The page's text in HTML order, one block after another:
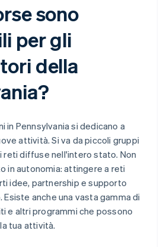
sono
per gli
della
in Pennsylvania si dedicano a
attività. Si va da piccoli gruppi
reti diffuse nell'intero stato. Non
in autonomia: attingere a reti
idee, partnership e supporto
Esiste anche una vasta gamma di
e altri programmi che possono
tua attività.